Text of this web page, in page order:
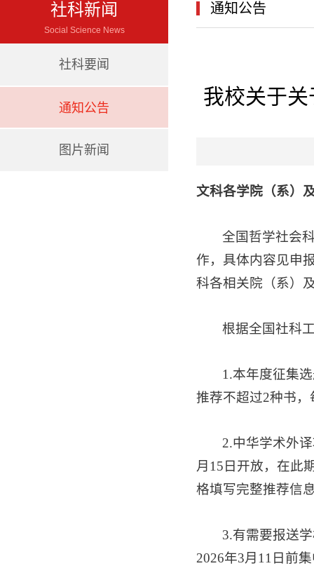
社科新闻
Social Science News
社科要闻
通知公告
图片新闻
通知公告
我校关于
文科各学院（系）
全国哲学社会
作，具体内容见申
科各相关院（系）
根据全国社科
1.本年度征集
推荐不超过2种书
2.中华学术外
月15日开放，在此
格填写完整推荐信
3.有需要报送
2026年3月11日前